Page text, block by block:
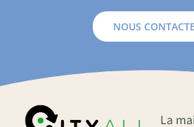
NOUS
La